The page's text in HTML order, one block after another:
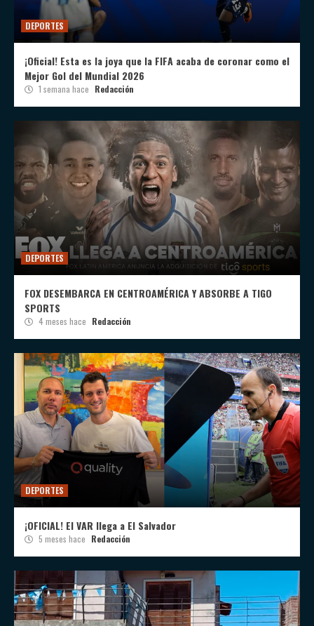
DEPORTES
¡Oficial! Esta es la joya que la FIFA acaba de coronar como el
Mejor Gol del Mundial 2026
1 semana hace Redacción
DEPORTES
FOX DESEMBARCA EN CENTROAMÉRICA Y ABSORBE A TIGO
SPORTS
4 meses hace Redacción
DEPORTES
¡OFICIAL! El VAR llega a El Salvador
5 meses hace Redacción